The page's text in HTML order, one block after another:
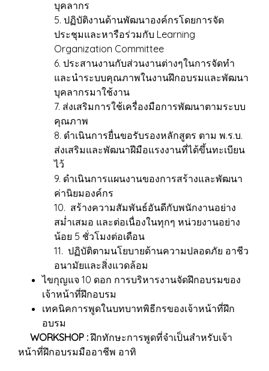
บุคลากร
5. ปฏิบัติงานด้านพัฒนาองค์กรโดยการจัด
ประชุมและหารือร่วมกับ Learning
Organization Committee
6. ประสานงานกับส่วนงานต่างๆในการจัดทำ
และนำระบบคุณภาพในงานฝึกอบรมและพัฒนา
บุคลากรมาใช้งาน
7. ส่งเสริมการใช้เครื่องมือการพัฒนาตามระบบ
คุณภาพ
8. ดำเนินการยื่นขอรับรองหลักสูตร ตาม พ.ร.บ.
ส่งเสริมและพัฒนาฝีมือแรงงานที่ได้ขึ้นทะเบียน
ไว้
9. ดำเนินการแผนงานของการสร้างและพัฒนา
ค่านิยมองค์กร
10. สร้างความสัมพันธ์อันดีกับพนักงานอย่าง
สม่ำเสมอ และต่อเนื่องในทุกๆ หน่วยงานอย่าง
น้อย 5 ชั่วโมงต่อเดือน
11. ปฏิบัติตามนโยบายด้านความปลอดภัย อาชีว
อนามัยและสิ่งแวดล้อม
ไขกุญแจ 10 ดอก การบริหารงานจัดฝึกอบรมของ
เจ้าหน้าที่ฝึกอบรม
เทคนิคการพูดในบทบาทพิธีกรของเจ้าหน้าที่ฝึก
อบรม
WORKSHOP :ฝึกทักษะการพูดที่จำเป็นสำหรับเจ้า
หน้าที่ฝึกอบรมมืออาชีพ อาทิ